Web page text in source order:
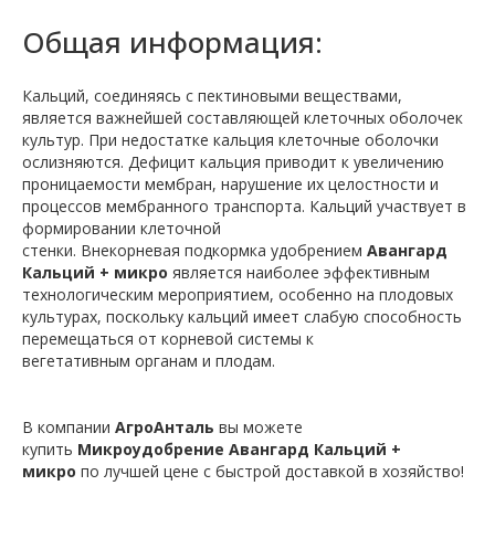
Общая информация:
Кальций, соединяясь с пектиновыми веществами,
является важнейшей составляющей клеточных оболочек
культур. При недостатке кальция клеточные оболочки
ослизняются. Дефицит кальция приводит к увеличению
проницаемости мембран, нарушение их целостности и
процессов мембранного транспорта. Кальций участвует в
формировании клеточной
стенки. Внекорневая подкормка удобрением Авангард
Кальций + микро является наиболее эффективным
технологическим мероприятием, особенно на плодовых
культурах, поскольку кальций имеет слабую способность
перемещаться от корневой системы к
вегетативным органам и плодам.
В компании АгроАнталь вы можете
купить Микроудобрение Авангард Кальций +
микро по лучшей цене с быстрой доставкой в хозяйство!